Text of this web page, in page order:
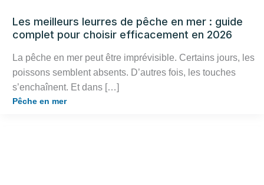
Les meilleurs leurres de pêche en mer : guide
complet pour choisir efficacement en 2026
La pêche en mer peut être imprévisible. Certains jours, les
poissons semblent absents. D’autres fois, les touches
s’enchaînent. Et dans […]
Pêche en mer